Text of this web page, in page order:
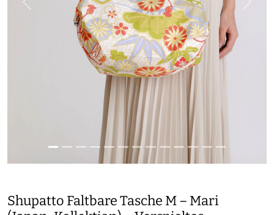
Previous
Shupatto Faltbare Tasche M – Mari